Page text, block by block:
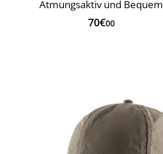
Atmungsaktiv und Bequem
70€00